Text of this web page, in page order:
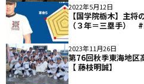
2022年5月12日
【国学院栃木】主
（３年＝三塁手）
2023年11月26日
第76回秋季東海地区
【 藤枝明誠】